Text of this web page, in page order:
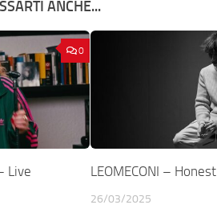
ANCHE...
0
Live
LEOMECONI – Honest
26/03/2025